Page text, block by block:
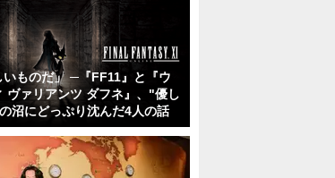
いものだ」 ─『FF11』と『ウ
ヴァリアンツ ダフネ』、"優し
沼にどっぷり沈んだ4人の話